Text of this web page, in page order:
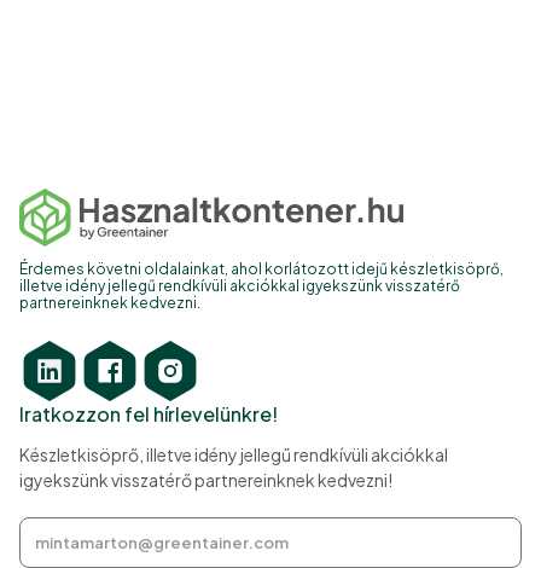
Érdemes követni oldalainkat, ahol korlátozott idejű készletkisöprő,
illetve idény jellegű rendkívüli akciókkal igyekszünk visszatérő
partnereinknek kedvezni.
Iratkozzon fel hírlevelünkre!
Készletkisöprő, illetve idény jellegű rendkívüli akciókkal
igyekszünk visszatérő partnereinknek kedvezni!